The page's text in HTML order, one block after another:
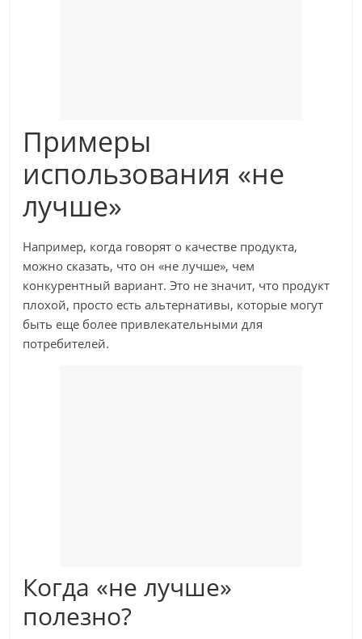
Примеры
использования «не
лучше»
Например, когда говорят о качестве продукта,
можно сказать, что он «не лучше», чем
конкурентный вариант. Это не значит, что продукт
плохой, просто есть альтернативы, которые могут
быть еще более привлекательными для
потребителей.
Когда «не лучше»
полезно?